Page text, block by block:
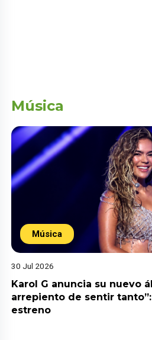
Música
Música
30 Jul 2026
Karol G anuncia su nuevo
arrepiento de sentir
estreno